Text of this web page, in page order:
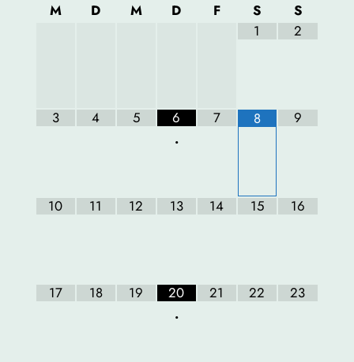
M D M D F S
S
1
2
3 4 5
6
•
7 8 9
10 11 12 13 14 15 16
17 18 19
20
•
21 22 23